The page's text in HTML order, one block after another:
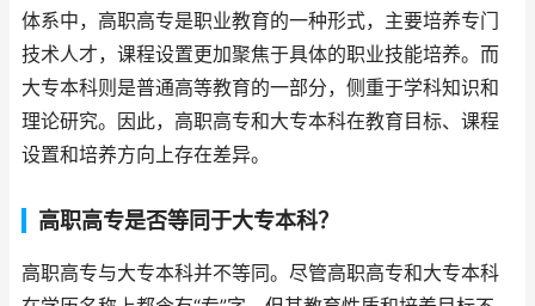
体系中，高职高专是职业教育的一种形式，主要培养专门
技术人才，课程设置更加聚焦于具体的职业技能培养。而
大专本科则是普通高等教育的一部分，侧重于学科知识和
理论研究。因此，高职高专和大专本科在教育目标、课程
设置和培养方向上存在差异。
高职高专是否等同于大专本科？
高职高专与大专本科并不等同。尽管高职高专和大专本科